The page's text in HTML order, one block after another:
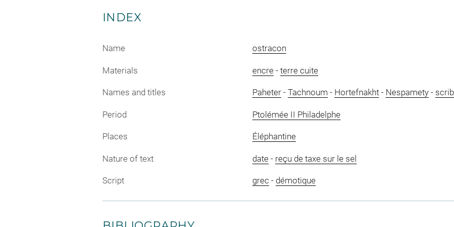
INDEX
Name ostracon
Materials encre- terre cuite
Names and titles Paheter- Tachnoum - Hortefnakht- Nespamety-
Period Ptolémée II Philadelphe
Places Éléphantine
Nature of text date- reçu de taxe sur le sel
Script grec - démotique